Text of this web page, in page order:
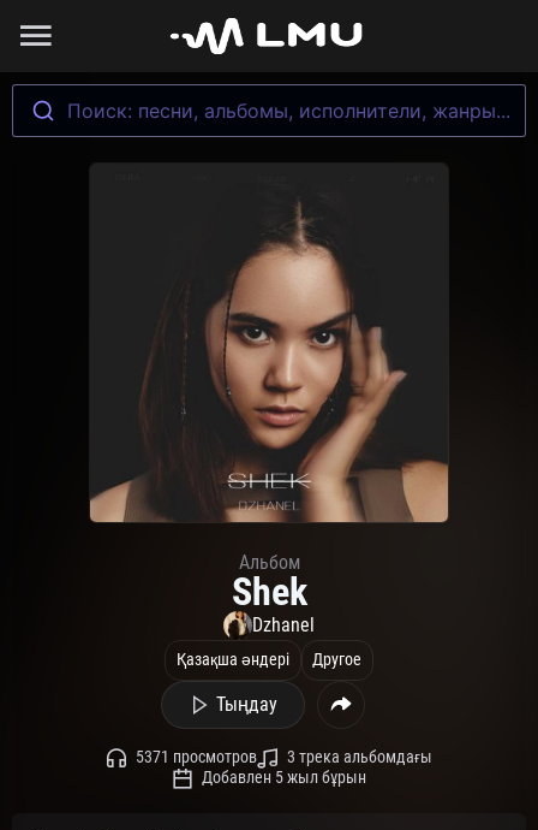
Поиск: песни, альбомы, исполнители, жанры...
Альбом
Shek
Dzhanel
Қазақша әндері Другое
Тыңдау
5371 просмотров
3 трека альбомдағы
Добавлен 5 жыл бұрын